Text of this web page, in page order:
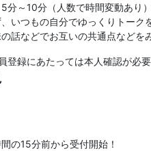
分～10分（人数で時間変動あり
いつもの自分でゆっくりトーク
話などでお互いの共通点など
登録にあたっては本人確認が必要
の15分前から受付開始！